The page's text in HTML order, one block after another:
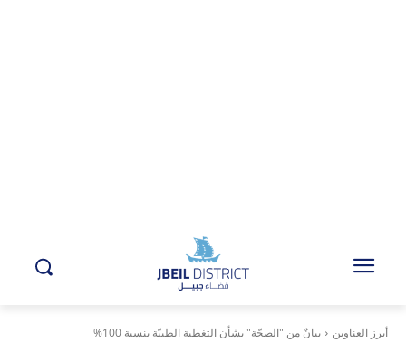
أبرز العناوين بيانٌ من "الصحّة" بشأن التغطية الطبيّة بنسبة 100% ​